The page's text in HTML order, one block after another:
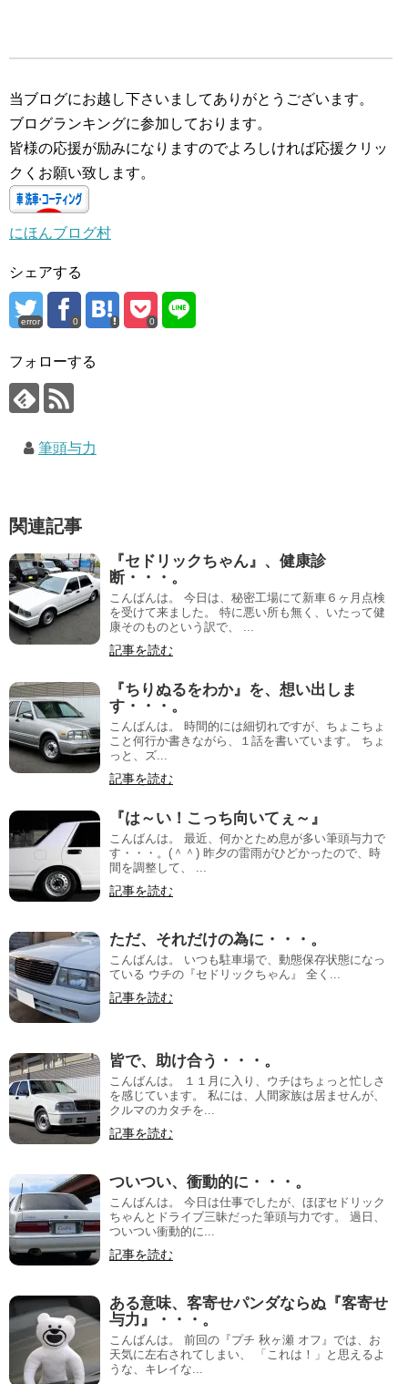
中…
当ブログにお越し下さいましてありがとうございます。
ブログランキングに参加しております。
皆様の応援が励みになりますのでよろしければ応援クリッ
クくお願い致します。
にほんブログ村
シェアする
error 0 0
フォローする
筆頭与力
関連記事
『セドリックちゃん』、健康診
断・・・。
こんばんは。 今日は、秘密工場にて新車６ヶ月点検
を受けて来ました。 特に悪い所も無く、いたって健
康そのものという訳で、 ...
記事を読む
『ちりぬるをわか』を、想い出しま
す・・・。
こんばんは。 時間的には細切れですが、ちょこちょ
こと何行か書きながら、１話を書いています。 ちょ
っと、ズ...
記事を読む
『は～い！こっち向いてぇ～』
こんばんは。 最近、何かとため息が多い筆頭与力で
す・・・。(＾＾) 昨夕の雷雨がひどかったので、時
間を調整して、 ...
記事を読む
ただ、それだけの為に・・・。
こんばんは。 いつも駐車場で、動態保存状態になっ
ている ウチの『セドリックちゃん』 全く...
記事を読む
皆で、助け合う・・・。
こんばんは。 １１月に入り、ウチはちょっと忙しさ
を感じています。 私には、人間家族は居ませんが、
クルマのカタチを...
記事を読む
ついつい、衝動的に・・・。
こんばんは。 今日は仕事でしたが、ほぼセドリック
ちゃんとドライブ三昧だった筆頭与力です。 過日、
ついつい衝動的に...
記事を読む
ある意味、客寄せパンダならぬ『客寄せ
与力』・・・。
こんばんは。 前回の『プチ 秋ヶ瀬 オフ』では、お
天気に左右されてしまい、 「これは！」と思えるよ
うな、キレイな...